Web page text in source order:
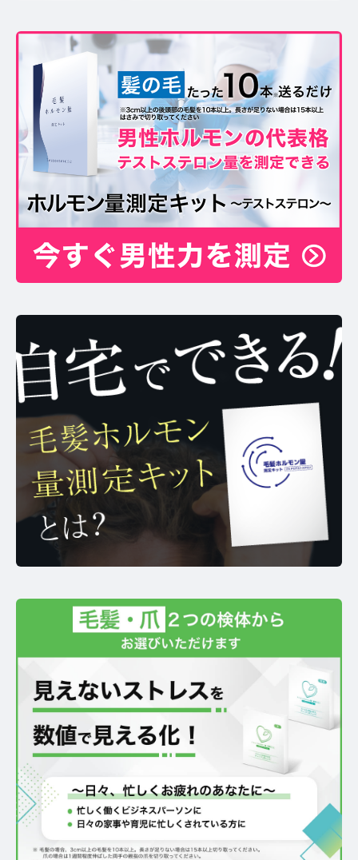
ロード
ホルモン測定技術のご活用についてご案内
運営者情報
お問い合わせ
プライバシーポリシー サイトマップ